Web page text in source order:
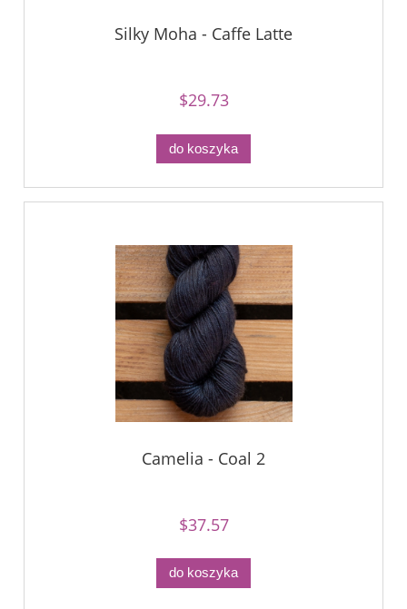
Silky Moha - Caffe Latte
$29.73
do koszyka
Camelia - Coal 2
$37.57
do koszyka